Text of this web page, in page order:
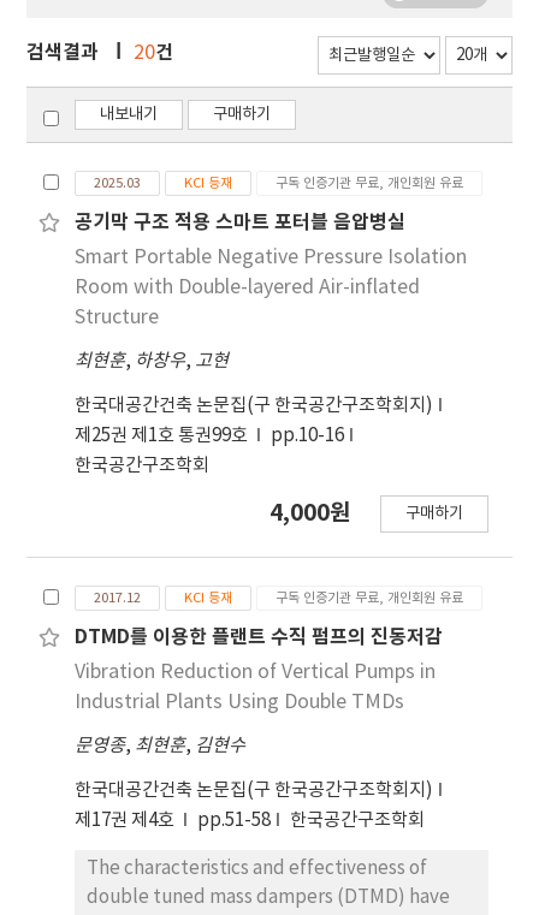
검색결과 20건
내보내기 구매하기
2025.03 KCI 등재 구독 인증기관 무료, 개인회원 유료
공기막 구조 적용 스마트 포터블 음압병실
Smart Portable Negative Pressure Isolation
Room with Double-layered Air-inflated
Structure
최현훈, 하창우, 고현
한국대공간건축 논문집(구 한국공간구조학회지)
제25권 제1호 통권99호
pp.10-16
한국공간구조학회
4,000원 구매하기
2017.12 KCI 등재 구독 인증기관 무료, 개인회원 유료
DTMD를 이용한 플랜트 수직 펌프의 진동저감
Vibration Reduction of Vertical Pumps in
Industrial Plants Using Double TMDs
문영종, 최현훈, 김현수
한국대공간건축 논문집(구 한국공간구조학회지)
제17권 제4호
pp.51-58 한국공간구조학회
The characteristics and effectiveness of
double tuned mass dampers (DTMD) have